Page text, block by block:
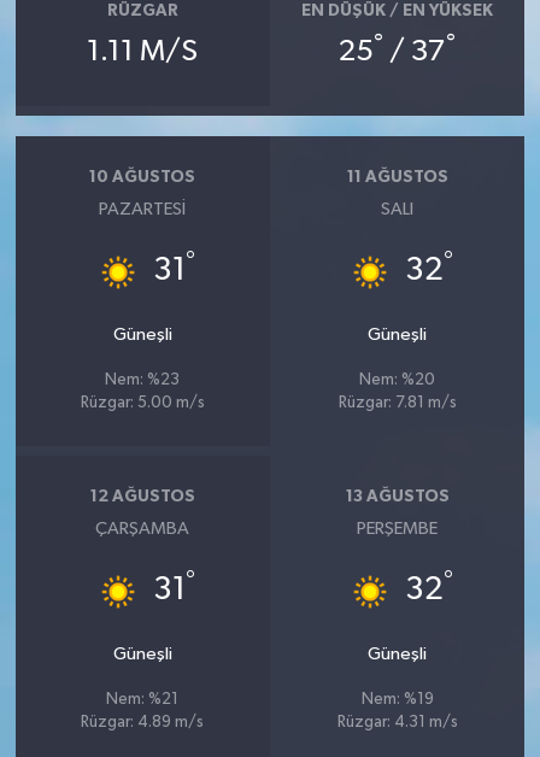
RÜZGAR
1.11 M/S
EN DÜŞÜK / EN YÜKSEK
25° / 37°
10 AĞUSTOS
PAZARTESI
31 °
Güneşli
Nem: %23
Rüzgar: 5.00 m/s
11 AĞUSTOS
SALI
32°
Güneşli
Nem: %20
Rüzgar: 7.81 m/s
12 AĞUSTOS
ÇARŞAMBA
31 °
Güneşli
Nem: %21
Rüzgar: 4.89 m/s
13 AĞUSTOS
PERŞEMBE
32°
Güneşli
Nem: %19
Rüzgar: 4.31 m/s